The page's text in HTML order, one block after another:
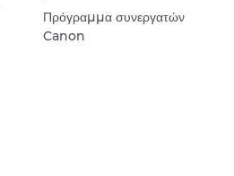
Πρόγραμμα συνεργατών
Canon